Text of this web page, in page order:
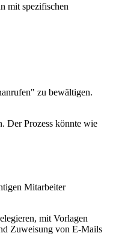
mit spezifischen
zu bewältigen.
Der Prozess könnte wie
Mitarbeiter
mit Vorlagen
Zuweisung von E-Mails